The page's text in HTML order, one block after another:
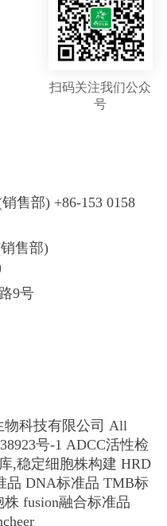
扫码关注我们公众
号
售部) +86-153 0158
销售部)
9号
物科技有限公司 All
号-1 ADCC活性检
,稳定细胞株构建 HRD
品 DNA标准品 TMB标
fusion融合标准品